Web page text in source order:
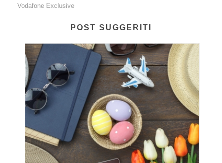
Vodafone Exclusive
POST SUGGERITI